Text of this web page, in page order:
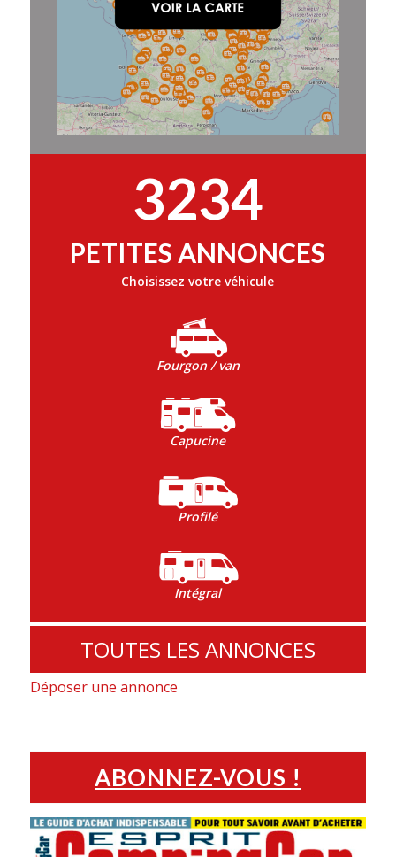
3234
PETITES ANNONCES
Choisissez votre véhicule
Fourgon / van
Capucine
Profilé
Intégral
TOUTES LES ANNONCES
Déposer une annonce
ABONNEZ-VOUS !